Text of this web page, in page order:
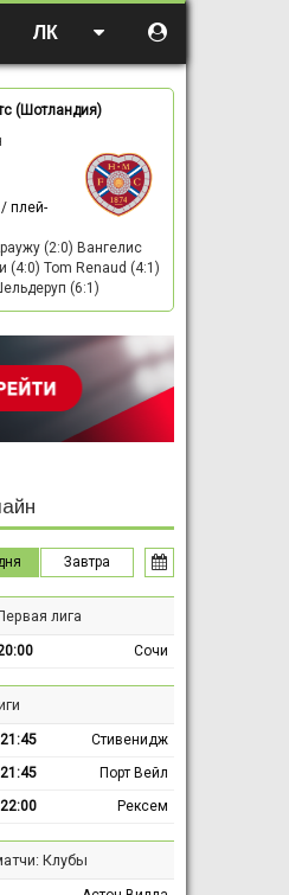
ЛК
(Шотландия)
плей-
(2:0) Вангелис
(4:0) Tom Renaud (4:1)
(6:1)
Завтра
лига
Сочи
21:45
Стивенидж
21:45
Порт Вейл
22:00 Рексем
Клубы